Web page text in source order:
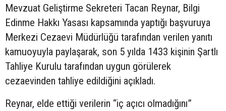
Mevzuat Geliştirme Sekreteri Tacan Reynar, Bilgi
Edinme Hakkı Yasası kapsamında yaptığı başvuruya
Merkezi Cezaevi Müdürlüğü tarafından verilen yanıtı
kamuoyuyla paylaşarak, son 5 yılda 1433 kişinin Şartlı
Tahliye Kurulu tarafından uygun görülerek
cezaevinden tahliye edildiğini açıkladı.
Reynar, elde ettiği verilerin “iç açıcı olmadığını”